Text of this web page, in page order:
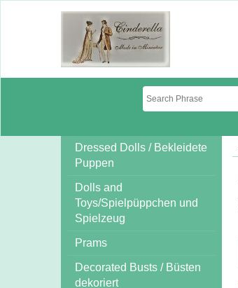
Dressed Dolls / Bekleidete
Puppen
Dolls and
Toys/Spielpüppchen und
Spielzeug
Prams
Decorated Busts / Büsten
dekoriert